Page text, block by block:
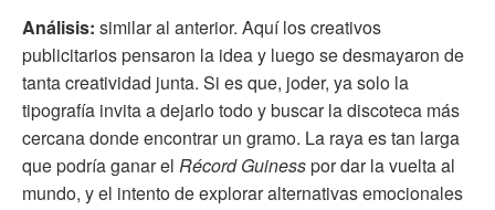
Análisis: similar al anterior. Aquí los creativos
publicitarios pensaron la idea y luego se desmayaron de
tanta creatividad junta. Si es que, joder, ya solo la
tipografía invita a dejarlo todo y buscar la discoteca más
cercana donde encontrar un gramo. La raya es tan larga
que podría ganar el Récord Guinesspor dar la vuelta al
mundo, y el intento de explorar alternativas emocionales